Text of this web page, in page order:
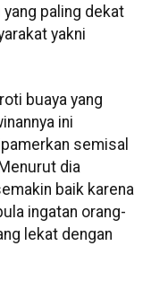
paling dekat
yakni
buaya yang
ini
semisal
dia
baik karena
ingatan orang-
lekat dengan